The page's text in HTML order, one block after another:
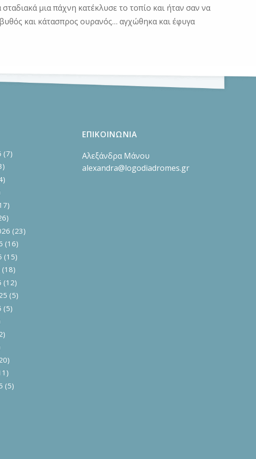
μια πάχνη κατέκλυσε το τοπίο και ήταν σαν να
και κάτασπρος ουρανός… αγχώθηκα και έφυγα
(7)
(23)
(16)
(15)
(18)
(12)
(5)
(5)
(5)
ΕΠΙΚΟΙΝΩΝΙΑ
Αλεξάνδρα Μάνου
alexandra@logodiadromes.gr